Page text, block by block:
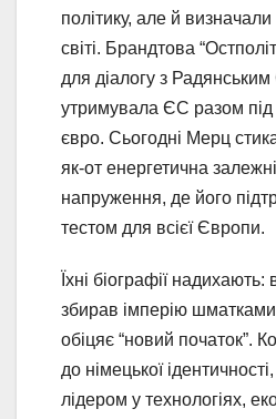
політику, але й
світі. Брандтова
для діалогу з
утримувала ЄС разом під
євро. Сьогодні Мерц
як-от енергетична
напруження, де його
тестом для всієї Європи.
Їхні біографії
збирав імперію
обіцяє “новий початок”.
до німецької
лідером у технологіях,